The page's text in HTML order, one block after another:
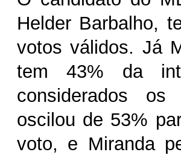
Helder Barbalho,
votos válidos. Já
tem 43% da
considerados
oscilou de 53%
voto, e Miranda